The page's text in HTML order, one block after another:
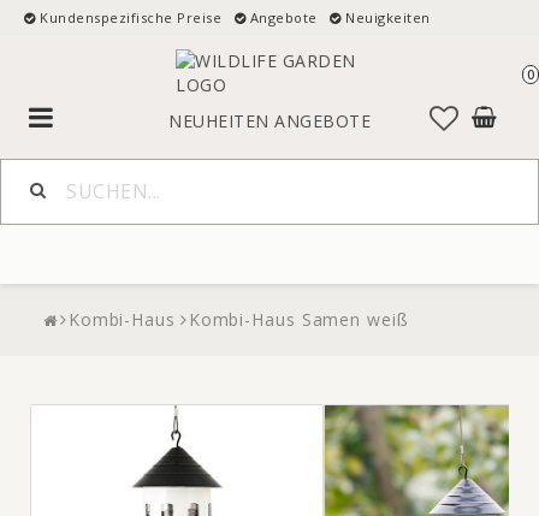
Kundenspezifische Preise Angebote Neuigkeiten
NEUHEITEN ANGEBOTE
0
Toggle
navigation
Kombi-Haus Kombi-Haus Samen weiß